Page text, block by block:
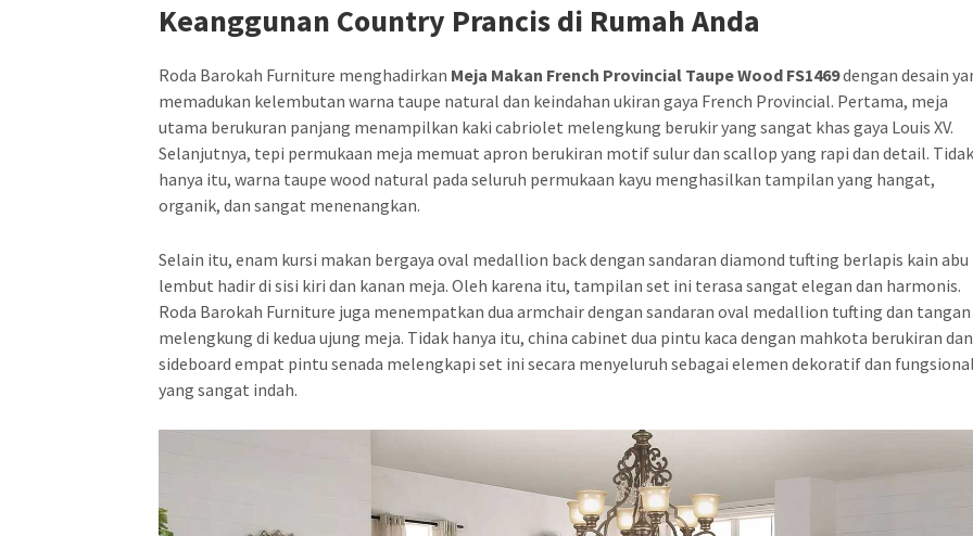
Keanggunan Country Prancis di Rumah Anda
Roda Barokah Furniture menghadirkan Meja Makan French Provincial Taupe Wood FS1469dengan desain
memadukan kelembutan warna taupe natural dan keindahan ukiran gaya French Provincial. Pertama, meja
utama berukuran panjang menampilkan kaki cabriolet melengkung berukir yang sangat khas gaya Louis XV.
Selanjutnya, tepi permukaan meja memuat apron berukiran motif sulur dan scallop yang rapi dan detail. Tidak
hanya itu, warna taupe wood natural pada seluruh permukaan kayu menghasilkan tampilan yang hangat,
organik, dan sangat menenangkan.
Selain itu, enam kursi makan bergaya oval medallion back dengan sandaran diamond tufting berlapis kain abu
lembut hadir di sisi kiri dan kanan meja. Oleh karena itu, tampilan set ini terasa sangat elegan dan harmonis.
Roda Barokah Furniture juga menempatkan dua armchair dengan sandaran oval medallion tufting dan tangan
melengkung di kedua ujung meja. Tidak hanya itu, china cabinet dua pintu kaca dengan mahkota berukiran dan
sideboard empat pintu senada melengkapi set ini secara menyeluruh sebagai elemen dekoratif dan fungsional
yang sangat indah.